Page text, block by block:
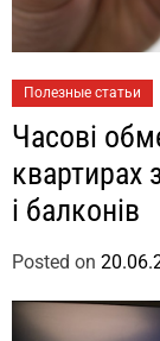
Полезные статьи
Часові
квартирах
і балконів
Posted on